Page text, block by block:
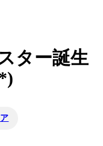
ター誕生